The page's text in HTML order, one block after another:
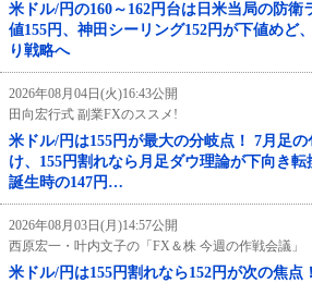
米ドル/円の160～162円台は日米当局の防
値155円、神田シーリング152円が下値めど
り戦略へ
2026年08月04日(火)16:43公開
田向宏行式 副業FXのススメ!
米ドル/円は155円が最大の分岐点！ 7月足
け、155円割れなら月足ダウ理論が下向き
誕生時の147円…
2026年08月03日(月)14:57公開
西原宏一・叶内文子の「FX＆株 今週の作戦会議」
米ドル/円は155円割れなら152円が次の焦点